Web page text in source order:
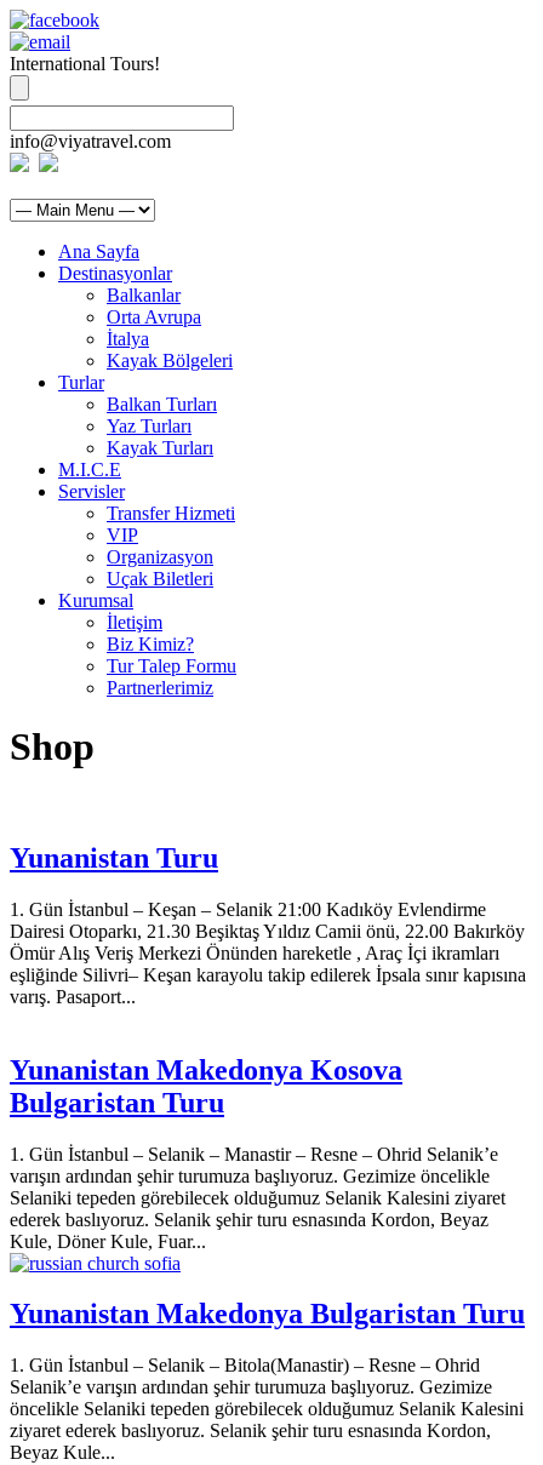
International Tours!
info@viyatravel.com
Ana Sayfa
Destinasyonlar
Balkanlar
Orta Avrupa
İtalya
Kayak Bölgeleri
Turlar
Balkan Turları
Yaz Turları
Kayak Turları
M.I.C.E
Servisler
Transfer Hizmeti
VIP
Organizasyon
Uçak Biletleri
Kurumsal
İletişim
Biz Kimiz?
Tur Talep Formu
Partnerlerimiz
Shop
Yunanistan Turu
1. Gün İstanbul – Keşan – Selanik 21:00 Kadıköy Evlendirme
Dairesi Otoparkı, 21.30 Beşiktaş Yıldız Camii önü, 22.00 Bakırköy
Ömür Alış Veriş Merkezi Önünden hareketle , Araç İçi ikramları
eşliğinde Silivri– Keşan karayolu takip edilerek İpsala sınır kapısına
varış. Pasaport...
Yunanistan Makedonya Kosova
Bulgaristan Turu
1. Gün İstanbul – Selanik – Manastir – Resne – Ohrid Selanik’e
varışın ardından şehir turumuza başlıyoruz. Gezimize öncelikle
Selaniki tepeden görebilecek olduğumuz Selanik Kalesini ziyaret
ederek baslıyoruz. Selanik şehir turu esnasında Kordon, Beyaz
Kule, Döner Kule, Fuar...
Yunanistan Makedonya Bulgaristan Turu
1. Gün İstanbul – Selanik – Bitola(Manastir) – Resne – Ohrid
Selanik’e varışın ardından şehir turumuza başlıyoruz. Gezimize
öncelikle Selaniki tepeden görebilecek olduğumuz Selanik Kalesini
ziyaret ederek baslıyoruz. Selanik şehir turu esnasında Kordon,
Beyaz Kule...